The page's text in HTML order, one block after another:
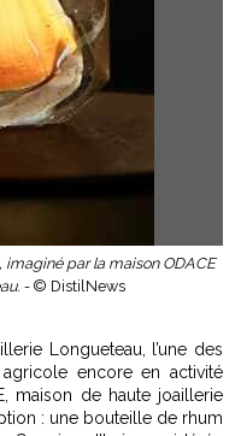
par la maison ODACE
- © DistilNews
Longueteau, l’une des
encore en activité
maison de haute joaillerie
: une bouteille de rhum